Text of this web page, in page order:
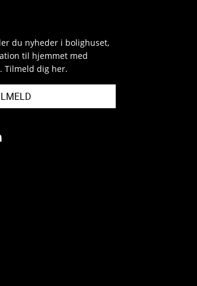
du nyheder i bolighuset,
til hjemmet med
Tilmeld dig her.